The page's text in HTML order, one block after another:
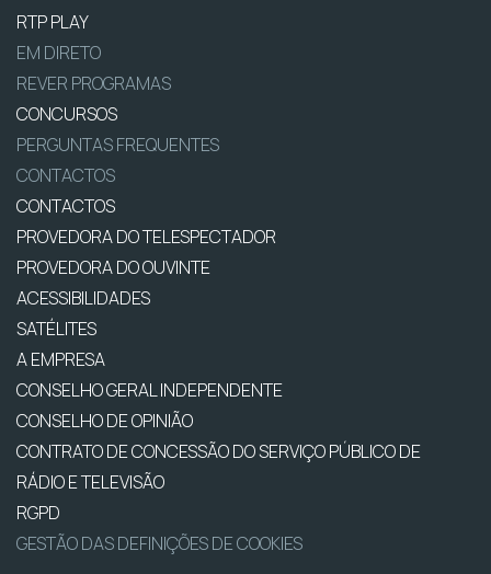
RTP PLAY
EM DIRETO
REVER PROGRAMAS
CONCURSOS
PERGUNTAS FREQUENTES
CONTACTOS
CONTACTOS
PROVEDORA DO TELESPECTADOR
PROVEDORA DO OUVINTE
ACESSIBILIDADES
SATÉLITES
A EMPRESA
CONSELHO GERAL INDEPENDENTE
CONSELHO DE OPINIÃO
CONTRATO DE CONCESSÃO DO SERVIÇO PÚBLICO DE
RÁDIO E TELEVISÃO
RGPD
GESTÃO DAS DEFINIÇÕES DE COOKIES